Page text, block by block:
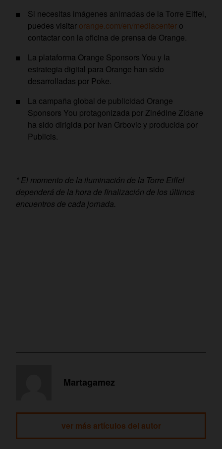
Si necesitas imágenes animadas de la Torre Eiffel,
puedes visitar orange.com/en/mediacenter o
contactar con la oficina de prensa de Orange.
La plataforma Orange Sponsors You y la
estrategia digital para Orange han sido
desarrolladas por Poke.
La campaña global de publicidad Orange
Sponsors You protagonizada por Zinédine Zidane
ha sido dirigida por Ivan Grbovic y producida por
Publicis.
* El momento de la iluminación de la Torre Eiffel
dependerá de la hora de finalización de los últimos
encuentros de cada jornada.
Martagamez
ver más artículos del autor